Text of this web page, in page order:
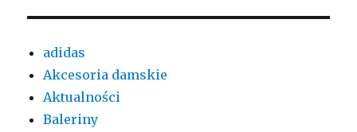
adidas
Akcesoria damskie
Aktualności
Baleriny